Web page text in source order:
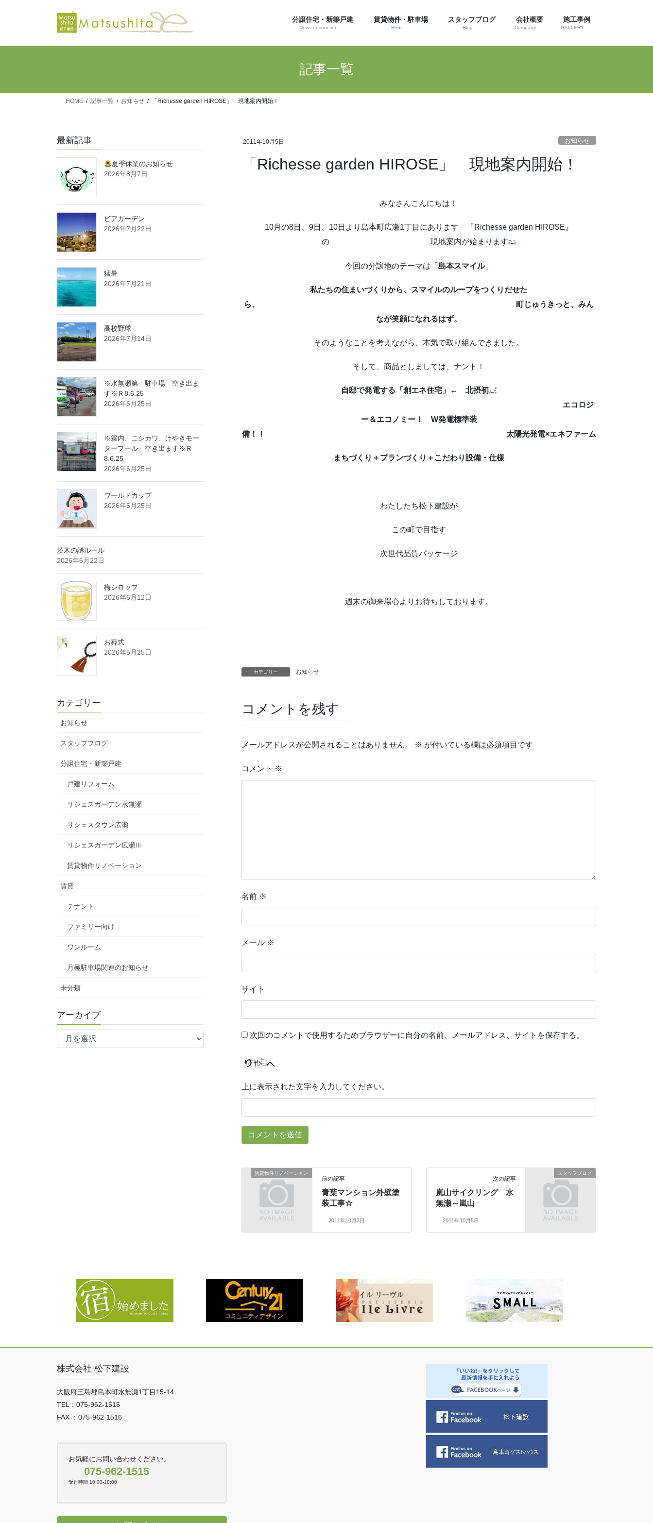
分譲住宅・新築戸建
New construction
賃貸物件・駐車場
Rent
スタッフブログ
Blog
会社概要
Company
施工事例
GALLERY
記事一覧
HOME 記事一覧 お知らせ 「Richesse garden HIROSE」 現地案内開始！
2011年10月5日 お知らせ
「Richesse garden HIROSE」 現地案内開始！
みなさんこんにちは！
10月の8日、9日、10日より島本町広瀬1丁目にあります 『Richesse garden HIROSE』
の 現地案内が始まります
今回の分譲地のテーマは「 島本スマイル」
私たちの住まいづくりから、スマイルのループをつくりだせた
ら、 町じゅうきっと、みん
なが笑顔になれるはず。
そのようなことを考えながら、本気で取り組んできました。
そして、商品としましては、ナント！
自邸で発電する「創エネ住宅」← 北摂初
エコロジ
ー＆エコノミー！ W発電標準装
備！！ 太陽光発電×エネファーム
まちづくり＋プランづくり＋こだわり設備・仕様
わたしたち松下建設が
この町で目指す
次世代品質パッケージ
週末の御来場心よりお待ちしております。
カテゴリー お知らせ
コメントを残す
メールアドレスが公開されることはありません。 ※ が付いている欄は必須項目です
コメント ※
名前 ※
メール ※
サイト
次回のコメントで使用するためブラウザーに自分の名前、メールアドレス、サイトを保存する。
上に表示された文字を入力してください。
賃貸物件リノベーション
前の記事
青葉マンション外壁塗
装工事☆
2011年10月3日
スタッフブログ
次の記事
嵐山サイクリング 水
無瀬～嵐山
2011年10月5日
最新記事
夏季休業のお知らせ
2026年8月7日
ビアガーデン
2026年7月22日
猛暑
2026年7月21日
高校野球
2026年7月14日
※水無瀬第一駐車場 空き出ま
す※Ｒ8.6.25
2026年6月25日
※簑内、ニシカワ、けやきモー
タープール 空き出ます※Ｒ
8.6.25
2026年6月25日
ワールドカップ
2026年6月25日
茨木の謎ルール
2026年6月22日
梅シロップ
2026年6月12日
お葬式
2026年5月25日
カテゴリー
お知らせ
スタッフブログ
分譲住宅・新築戸建
戸建リフォーム
リシェスガーデン水無瀬
リシェスタウン広瀬
リシェスガーデン広瀬Ⅲ
賃貸物件リノベーション
賃貸
テナント
ファミリー向け
ワンルーム
月極駐車場関連のお知らせ
未分類
アーカイブ
ア
株式会社 松下建設
大阪府三島郡島本町水無瀬1丁目15-14
TEL：075-962-1515
FAX ：075-962-1516
お気軽にお問い合わせください。
075-962-1515
受付時間 10:00-18:00